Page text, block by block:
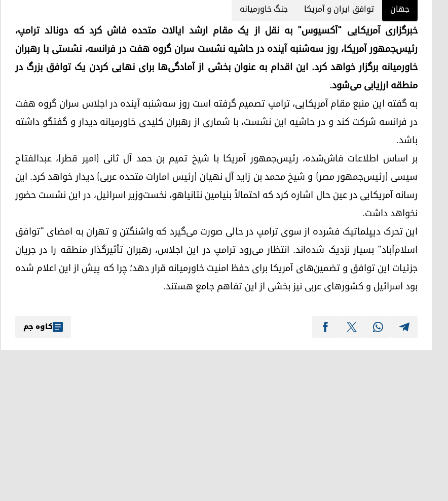
جهان توافق ایران و آمریکا جنگ خاورمیانه
خبرگزاری آمریکایی "آکسیوس" به نقل از یک مقام ارشد ایالات متحده فاش کرد که دونالد ترامپ،
رئیس‌جمهور آمریکا، روز سه‌شنبه آینده در حاشیه نشست سران گروه هفت در فرانسه، نشستی با رهبران
خاورمیانه برگزار خواهد کرد. این اقدام به عنوان بخشی از آمادگی‌ها برای نهایی کردن یک توافق بزرگ در
منطقه ارزیابی می‌شود.
به گفته این منبع مقام آمریکایی، ترامپ تصمیم گرفته است روز سه‌شنبه آینده در اجلاس سران گروه هفت
در فرانسه شرکت کند و در حاشیه این نشست، با شماری از رهبران کلیدی خاورمیانه دیدار و گفتگو داشته
باشد.
بر اساس اطلاعات فاش‌شده، رئیس‌جمهور آمریکا با شیخ تمیم بن حمد آل ثانی (امیر قطر)، عبدالفتاح
سیسی (رئیس‌جمهور مصر) و شیخ محمد بن زاید آل نهیان (رئیس امارات متحده عربی) دیدار خواهد کرد. این
رسانه آمریکایی در عین حال اشاره کرد که احتمالاً بنیامین نتانیاهو، نخست‌وزیر اسرائیل، در این نشست حضور
نخواهد داشت.
این تحرک دیپلماتیک فشرده از سوی ترامپ در حالی صورت می‌گیرد که واشنگتن و تهران به امضای "توافق
اسلام‌آباد" بسیار نزدیک شده‌اند. انتظار می‌رود ترامپ در این اجلاس، رهبران تأثیرگذار منطقه را در جریان
جزئیات این توافق و تضمین‌های آمریکا برای حفظ امنیت خاورمیانه قرار دهد؛ چرا که پیش از این اعلام شده
بود اسرائیل و کشورهای عربی نیز بخشی از این تفاهم جامع هستند.
کاوە جم